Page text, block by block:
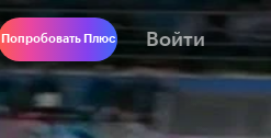
Попробовать Плюс Войти